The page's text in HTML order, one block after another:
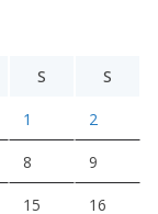
S S
1 2
8 9
15 16